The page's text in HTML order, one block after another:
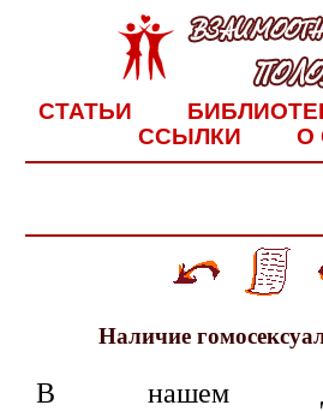
СТАТЬИ
ССЫЛКИ
О
Наличие
В нашем